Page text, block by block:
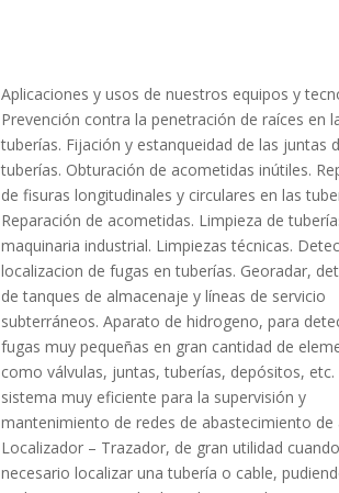
Aplicaciones y usos de nuestros equipos y
Prevención contra la penetración de raíces en
tuberías. Fijación y estanqueidad de las juntas
tuberías. Obturación de acometidas inútiles.
de fisuras longitudinales y circulares en las
Reparación de acometidas. Limpieza de
maquinaria industrial. Limpiezas técnicas.
localizacion de fugas en tuberías. Georadar,
de tanques de almacenaje y líneas de servicio
subterráneos. Aparato de hidrogeno, para
fugas muy pequeñas en gran cantidad de
como válvulas, juntas, tuberías, depósitos, etc.
sistema muy eficiente para la supervisión y
mantenimiento de redes de abastecimiento de
Localizador – Trazador, de gran utilidad
necesario localizar una tubería o cable,